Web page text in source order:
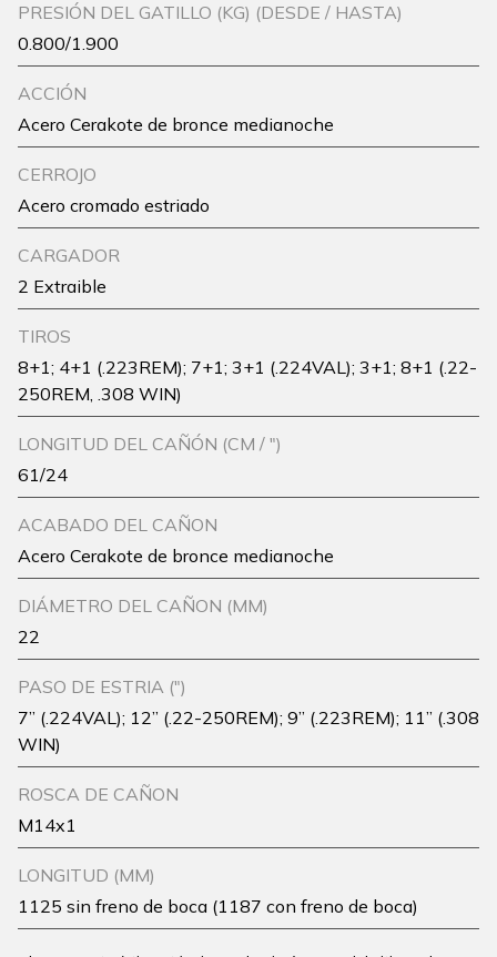
PRESIÓN DEL GATILLO (KG) (DESDE / HASTA)
0.800/1.900
ACCIÓN
Acero Cerakote de bronce medianoche
CERROJO
Acero cromado estriado
CARGADOR
2 Extraible
TIROS
8+1; 4+1 (.223REM); 7+1; 3+1 (.224VAL); 3+1; 8+1 (.22-
250REM, .308 WIN)
LONGITUD DEL CAÑÓN (CM / ")
61/24
ACABADO DEL CAÑON
Acero Cerakote de bronce medianoche
DIÁMETRO DEL CAÑON (MM)
22
PASO DE ESTRIA (")
7” (.224VAL); 12” (.22-250REM); 9” (.223REM); 11” (.308
WIN)
ROSCA DE CAÑON
M14x1
LONGITUD (MM)
1125 sin freno de boca (1187 con freno de boca)